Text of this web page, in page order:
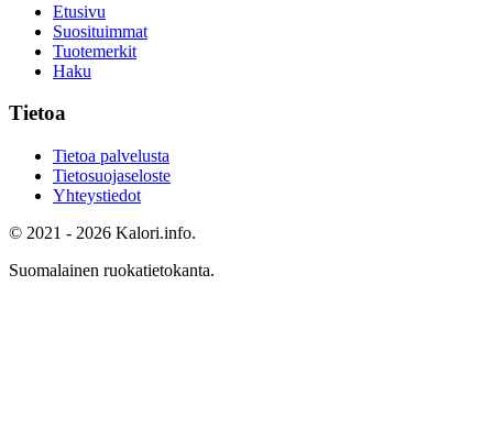
Etusivu
Suosituimmat
Tuotemerkit
Haku
Tietoa
Tietoa palvelusta
Tietosuojaseloste
Yhteystiedot
© 2021 - 2026 Kalori.info.
Suomalainen ruokatietokanta.